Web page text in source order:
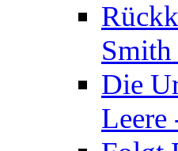
Smith
Die
Leere